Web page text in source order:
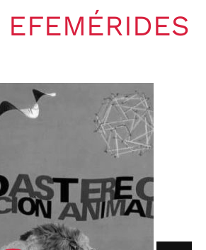
EFEMÉRIDES
Gaby Ponchs
6:20 pm
de 1964. Se publica
Unidos, el single «I